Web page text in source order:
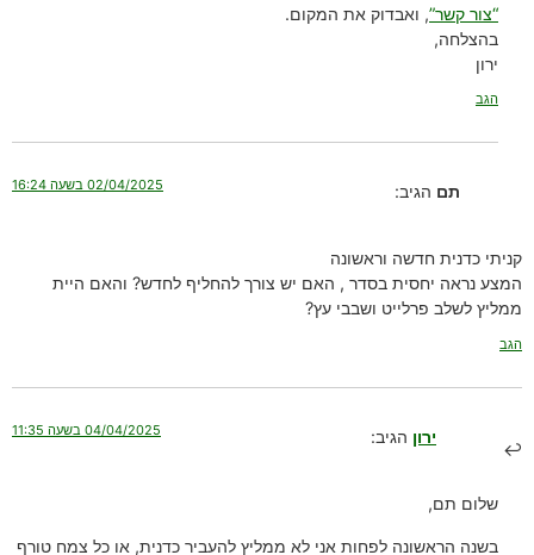
“צור קשר”, ואבדוק את המקום.
בהצלחה,
ירון
הגב
תם הגיב: 02/04/2025 בשעה 16:24
קניתי כדנית חדשה וראשונה
המצע נראה יחסית בסדר , האם יש צורך להחליף לחדש? והאם היית
ממליץ לשלב פרלייט ושבבי עץ?
הגב
ירון הגיב: 04/04/2025 בשעה 11:35
שלום תם,
בשנה הראשונה לפחות אני לא ממליץ להעביר כדנית, או כל צמח טורף